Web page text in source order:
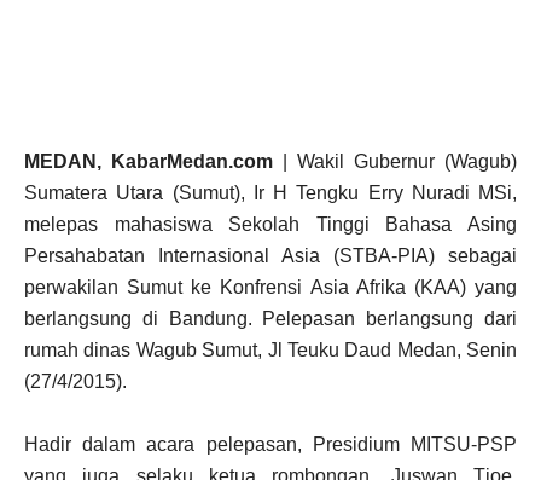
MEDAN, KabarMedan.com | Wakil Gubernur (Wagub)
Sumatera Utara (Sumut), Ir H Tengku Erry Nuradi MSi,
melepas mahasiswa Sekolah Tinggi Bahasa Asing
Persahabatan Internasional Asia (STBA-PIA) sebagai
perwakilan Sumut ke Konfrensi Asia Afrika (KAA) yang
berlangsung di Bandung. Pelepasan berlangsung dari
rumah dinas Wagub Sumut, Jl Teuku Daud Medan, Senin
(27/4/2015).
Hadir dalam acara pelepasan, Presidium MITSU-PSP